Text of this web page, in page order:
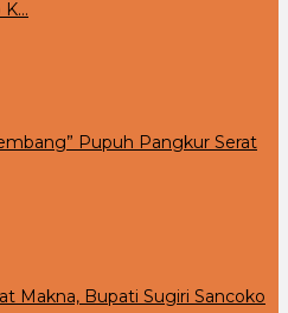
K…
Pupuh Pangkur Serat
Makna, Bupati Sugiri Sancoko